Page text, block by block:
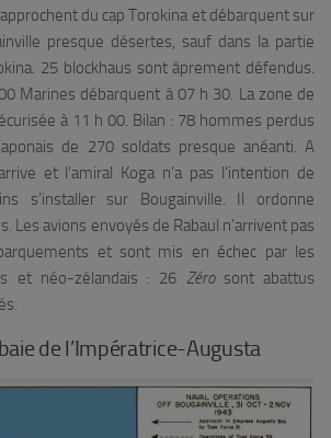
du cap Torokina et débarquent sur
presque désertes, sauf dans la partie
25 blockhaus sont âprement défendus.
Marines débarquent à 07 h 30. La zone de
à 11 h 00. Bilan : 78 hommes perdus
de 270 soldats presque anéanti. A
et l’amiral Koga n’a pas l’intention de
s’installer sur Bougainville. Il ordonne
Les avions envoyés de Rabaul n’arrivent pas
et sont mis en échec par les
et néo-zélandais : 26 Zérosont abattus
de l’Impératrice-Augusta